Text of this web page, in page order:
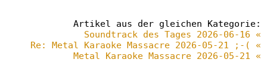
Artikel aus der gleichen Kategorie:
Soundtrack des Tages 2026-06-16 «
Re: Metal Karaoke Massacre 2026-05-21 ;-( «
Metal Karaoke Massacre 2026-05-21 «